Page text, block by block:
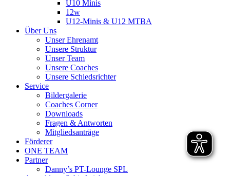
U10 Minis
12w
U12-Minis & U12 MTBA
Über Uns
Unser Ehrenamt
Unsere Struktur
Unser Team
Unsere Coaches
Unsere Schiedsrichter
Service
Bildergalerie
Coaches Corner
Downloads
Fragen & Antworten
Mitgliedsanträge
Förderer
ONE TEAM
Partner
Danny’s PT-Lounge SPL